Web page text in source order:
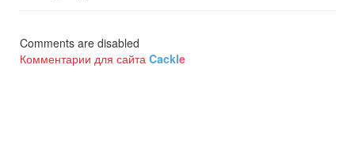
Comments are disabled
Комментарии для сайта Cackle